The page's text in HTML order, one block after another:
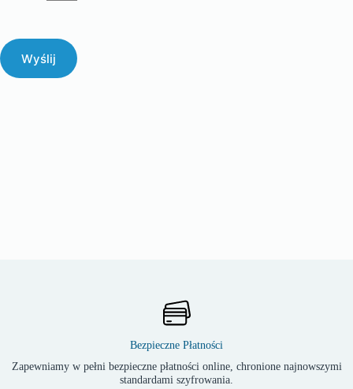
Wyślij
Bezpieczne Płatności
Zapewniamy w pełni bezpieczne płatności online, chronione najnowszymi
standardami szyfrowania.